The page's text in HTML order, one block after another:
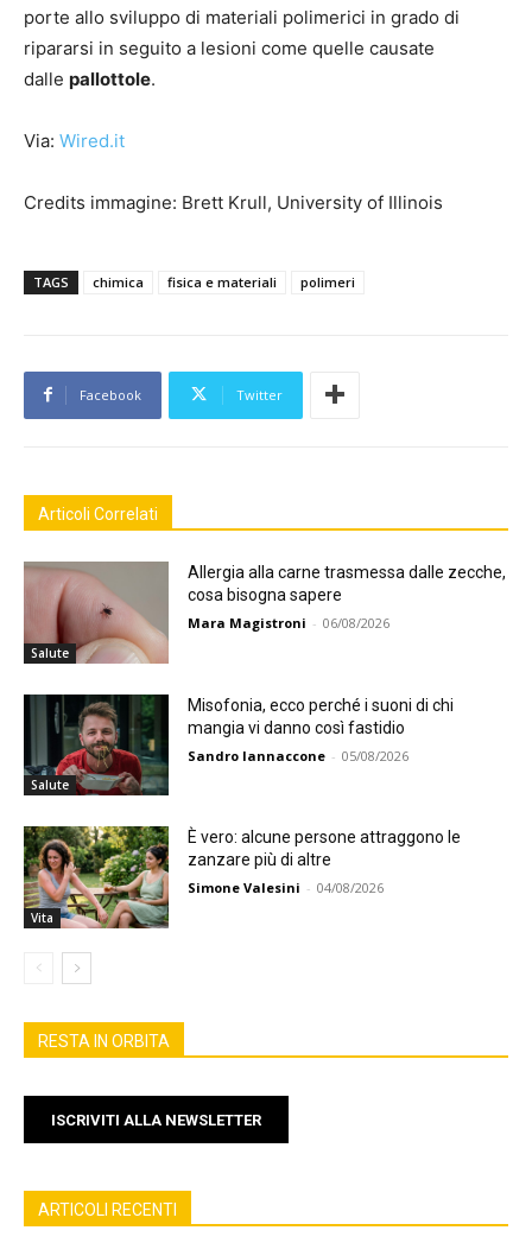
porte allo sviluppo di materiali polimerici in grado di
ripararsi in seguito a lesioni come quelle causate
dalle pallottole.
Via: Wired.it
Credits immagine: Brett Krull, University of Illinois
TAGS chimica fisica e materiali polimeri
Facebook Twitter
Articoli Correlati
Salute
Allergia alla carne trasmessa dalle zecche,
cosa bisogna sapere
Mara Magistroni - 06/08/2026
Salute
Misofonia, ecco perché i suoni di chi
mangia vi danno così fastidio
Sandro Iannaccone - 05/08/2026
Vita
È vero: alcune persone attraggono le
zanzare più di altre
Simone Valesini - 04/08/2026
RESTA IN ORBITA
ISCRIVITI ALLA NEWSLETTER
ARTICOLI RECENTI